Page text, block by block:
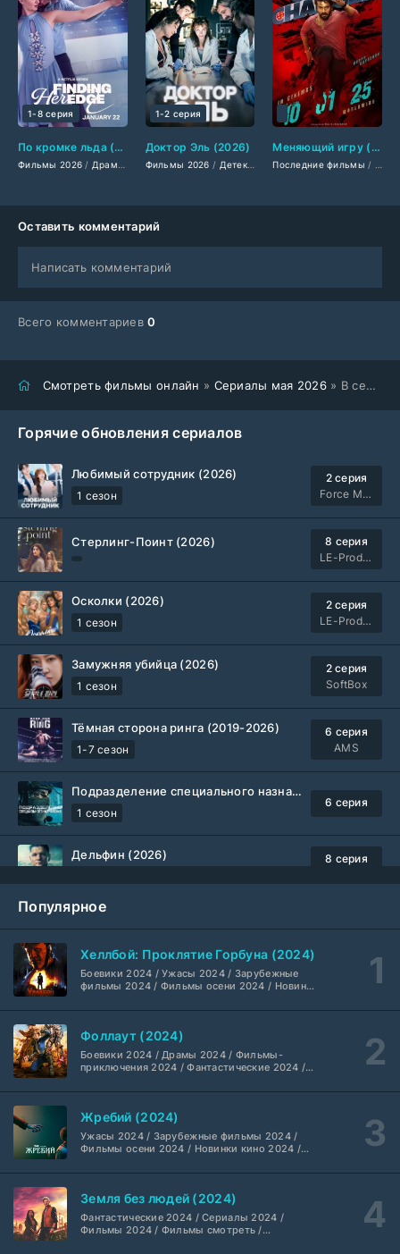
По кромке льда (2026)
Фильмы 2026 / Драмы 2026 /Мелодрамы 2026/ Сериалы 2026/Сериалы
1-8 серия
Доктор Эль (2026)
Фильмы 2026 / Детективы 2026 /Драмы 2026 /
1-2 серия
Меняющий игру (2025)
Последние фильмы /
Оставить комментарий
Написать комментарий
Всего комментариев0
Смотреть фильмы онлайн » Сериалы мая 2026 » В сентябре вода холодная (2026)
Горячие обновления сериалов
Любимый сотрудник (2026)
1 сезон
2 серия
Force Media
Стерлинг-Поинт (2026)
8 серия
LE-Production
Осколки (2026)
1 сезон
2 серия
LE-Production
Замужняя убийца (2026)
1 сезон
2 серия
SoftBox
Тёмная сторона ринга (2019-2026)
1-7 сезон
6 серия
AMS
Подразделение специального назначения (2026)
1 сезон
6 серия
Дельфин (2026)
8 серия
Шугар (2026)
Укрытие (2026)
1-3 сезон
5 серия
HDrezka Studio
Мыс страха (2026)
1 сезон
Dragon Money Studio
Библиотекари: Следующая глава (2026)
1-2 сезон
2 серия
Популярное
Хеллбой: Проклятие Горбуна (2024)
Боевики 2024 / Ужасы 2024 / Зарубежные
фильмы 2024 / Фильмы осени 2024 / Новинки
2024 / Американские фильмы / Фильмы
высоким рейтингом / Интересные фильмы /
Крутые фильмы / Популярные фильмы
Фоллаут (2024)
Боевики 2024 / Драмы 2024 / Фильмы-
приключения 2024 / Фантастические 2024 /
смотреть / Сериалы в 4K UHD / Американские
Жребий (2024)
Ужасы 2024 / Зарубежные фильмы 2024 /
Фильмы осени 2024 / Новинки кино 2024 /
Американские фильмы / Фильмы смотреть /
фильмы / Крутые фильмы / Популярные
фильмы
Земля без людей (2024)
Фантастические 2024 / Сериалы 2024 /
Фильмы 2024 / Фильмы смотреть /